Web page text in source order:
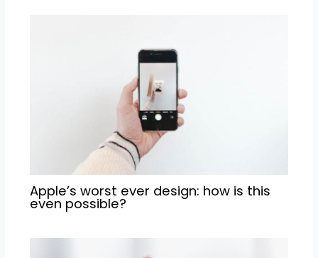
Apple’s worst ever design: how is this
even possible?